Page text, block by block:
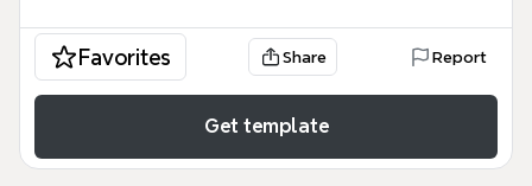
Favorites Share Report
Get template